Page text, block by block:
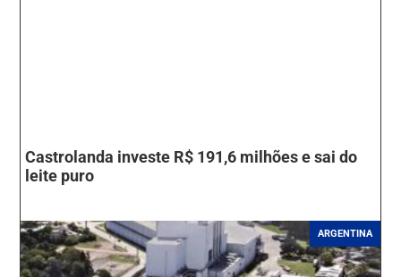
Castrolanda investe R$ 191,6 milhões e sai do
leite puro
ARGENTINA